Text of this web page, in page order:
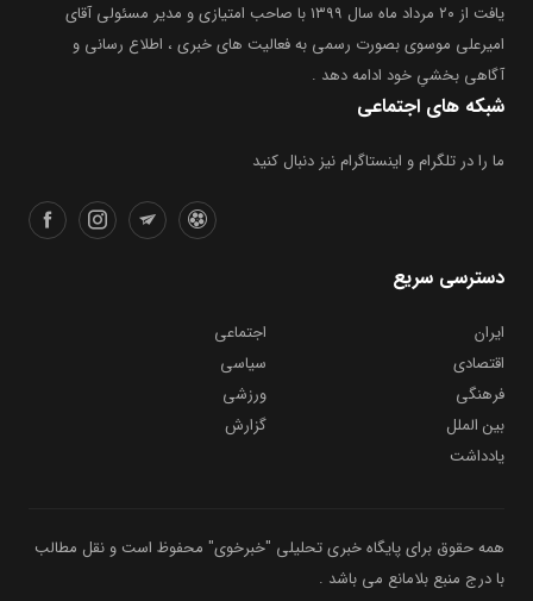
یافت از ۲۰ مرداد ماه سال ۱۳۹۹ با صاحب امتیازی و مدیر مسئولی آقای
امیرعلی موسوی بصورت رسمی به فعالیت های خبری ، اطلاع رسانی و
آگاهی بخشیِ خود ادامه دهد .
شبکه های اجتماعی
ما را در تلگرام و اینستاگرام نیز دنبال کنید
دسترسی سریع
ایران
اجتماعی
اقتصادی
سیاسی
فرهنگی
ورزشی
بین الملل
گزارش
یادداشت
همه حقوق برای پایگاه خبری تحلیلی "خبرخوی" محفوظ است و نقل مطالب
با درج منبع بلامانع می باشد .